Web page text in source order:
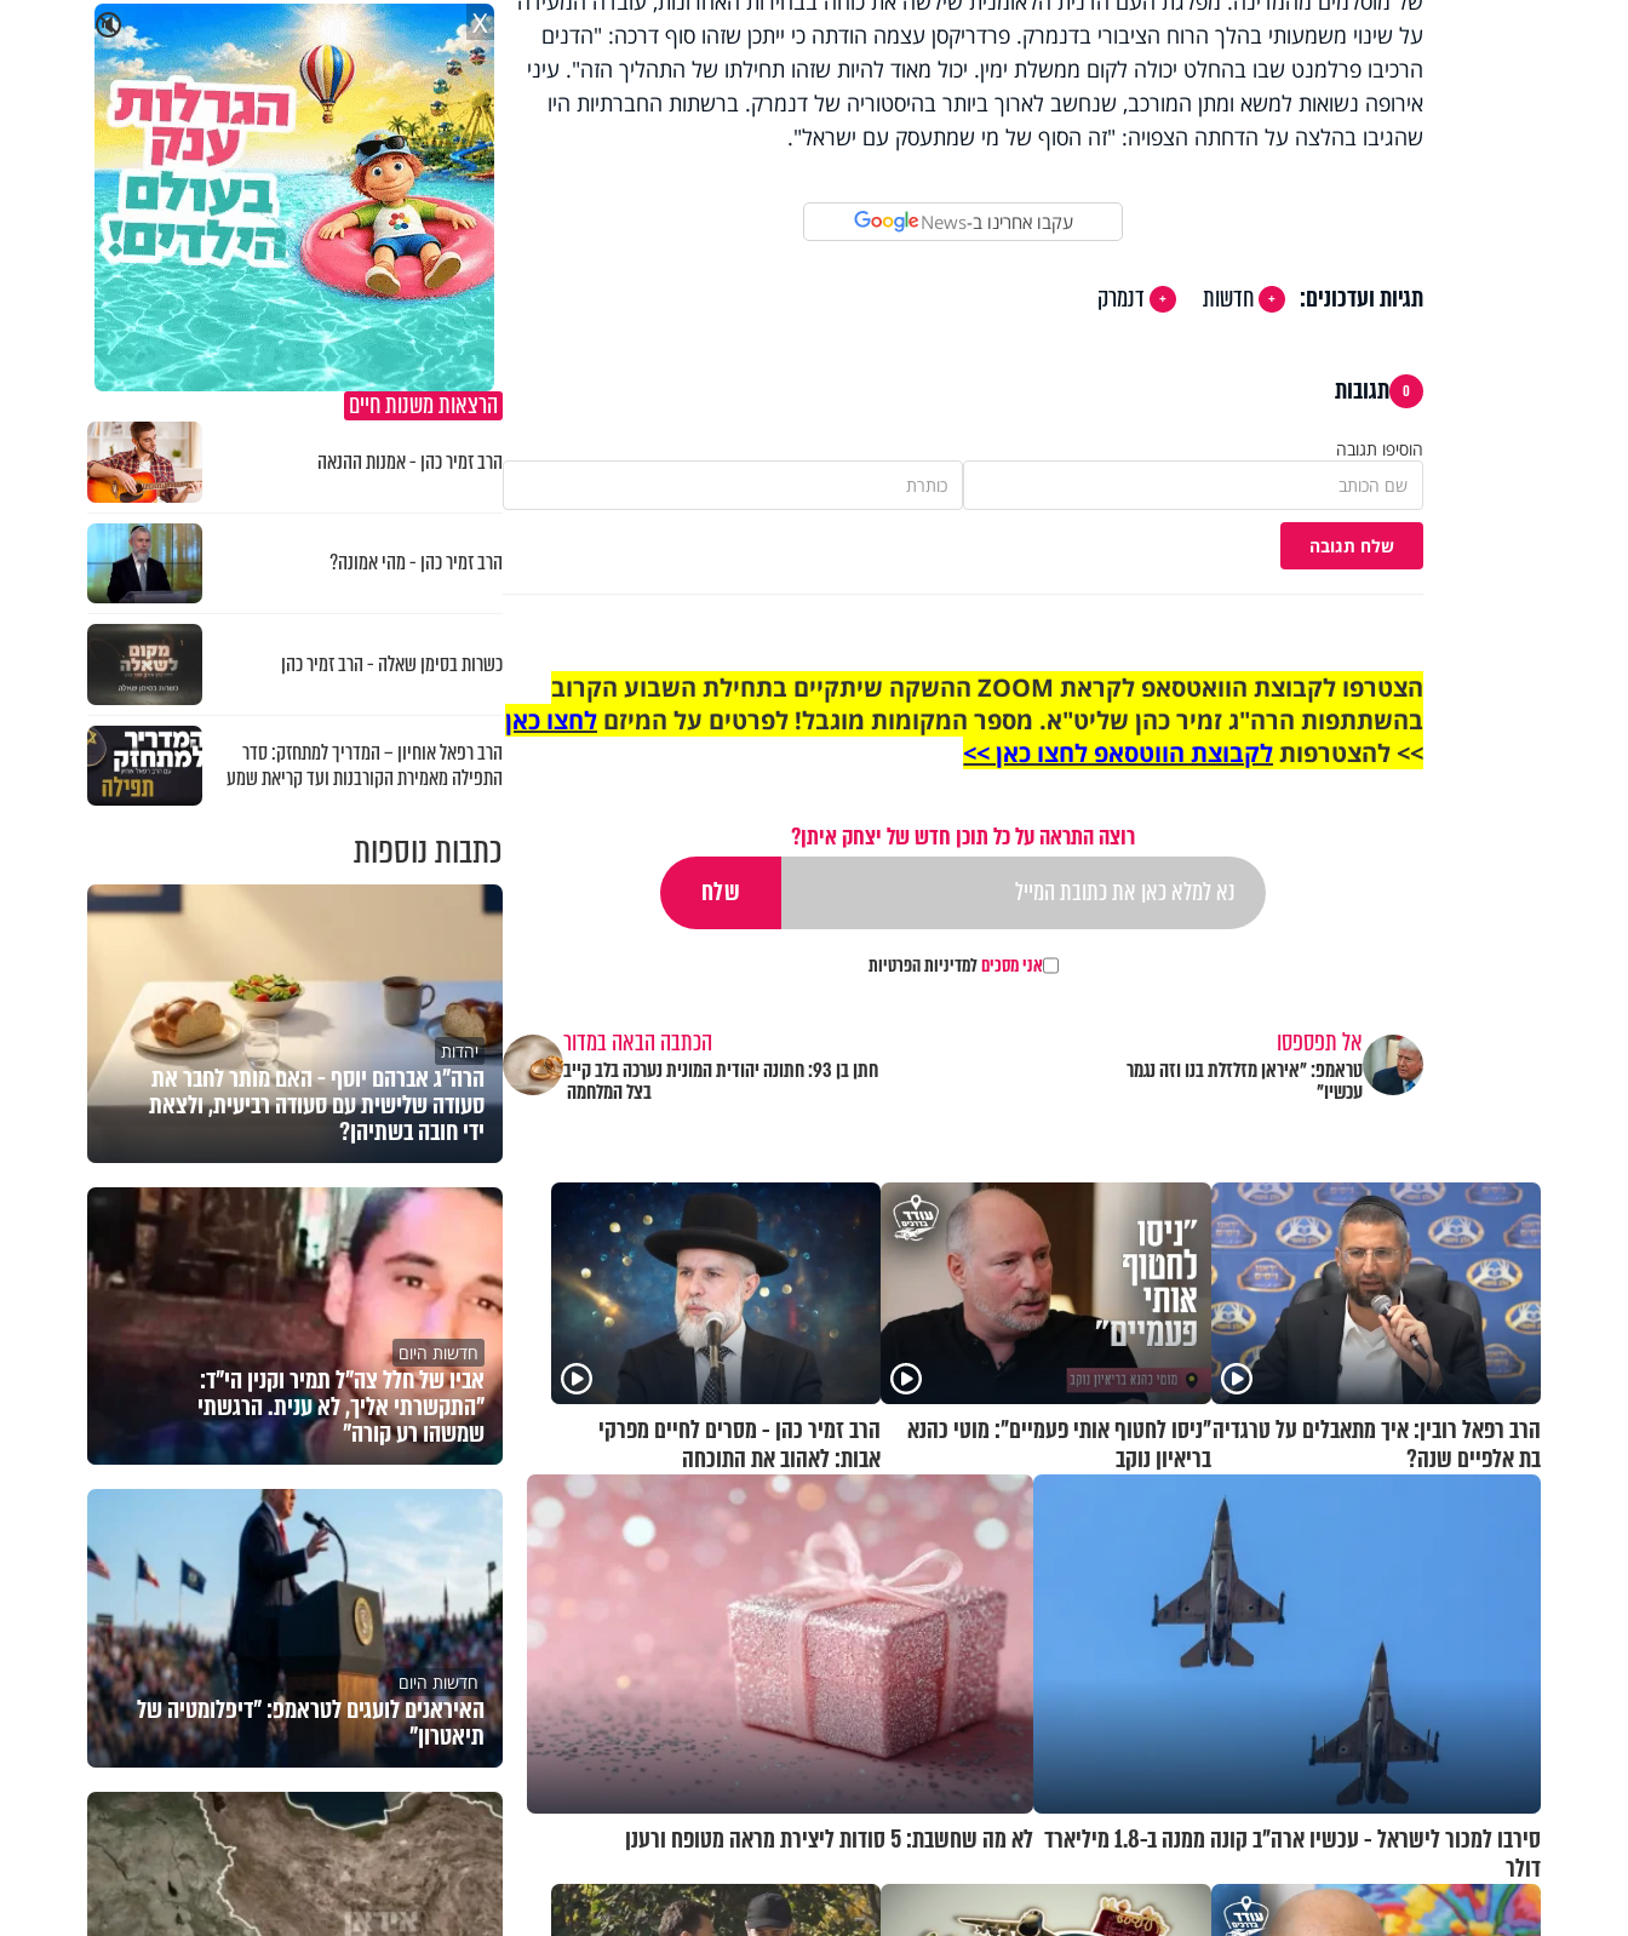
על שינוי משמעותי בהלך הרוח הציבורי בדנמרק. פרדריקסן עצמה הודתה כי ייתכן שזהו סוף דרכה: "הדנים
הרכיבו פרלמנט שבו בהחלט יכולה לקום ממשלת ימין. יכול מאוד להיות שזהו תחילתו של התהליך הזה". עיני
אירופה נשואות למשא ומתן המורכב, שנחשב לארוך ביותר בהיסטוריה של דנמרק. ברשתות החברתיות היו
שהגיבו בהלצה על הדחתה הצפויה: "זה הסוף של מי שמתעסק עם ישראל".
עקבו אחרינו ב-News
תגיות ועדכונים: חדשות דנמרק
0 תגובות
הוסיפו תגובה
שלח תגובה
הצטרפו לקבוצת הוואטסאפ לקראת ZOOM ההשקה שיתקיים בתחילת השבוע הקרוב
בהשתתפות הרה"ג זמיר כהן שליט"א. מספר המקומות מוגבל! לפרטים על המיזם לחצו כאן
>> להצטרפותלקבוצת הווטסאפ לחצו כאן >>
רוצה התראה על כל תוכן חדש של יצחק איתן?
אני מסכיםלמדיניות הפרטיות
אל תפספסו
טראמפ: "איראן מזלזלת בנו וזה נגמר
עכשיו"
הכתבה הבאה במדור
חתן בן 93: חתונה יהודית המונית נערכה בלב קייב
בצל המלחמה
הרב רפאל רובין: איך מתאבלים על טרגדיה
בת אלפיים שנה?
"ניסו לחטוף אותי פעמיים": מוטי כהנא
בריאיון נוקב
הרב זמיר כהן - מסרים לחיים מפרקי
אבות: לאהוב את התוכחה
סירבו למכור לישראל - עכשיו ארה"ב קונה ממנה ב-1.8 מיליארד
דולר
לא מה שחשבת: 5 סודות ליצירת מראה מטופח ורענן
🔇 X
הרצאות משנות חיים
הרב זמיר כהן - אמנות ההנאה
הרב זמיר כהן - מהי אמונה?
כשרות בסימן שאלה - הרב זמיר כהן
הרב רפאל אוחיון – המדריך למתחזק: סדר
התפילה מאמירת הקורבנות ועד קריאת שמע
כתבות נוספות
יהדות
הרה"ג אברהם יוסף - האם מותר לחבר את
סעודה שלישית עם סעודה רביעית, ולצאת
ידי חובה בשתיהן?
חדשות היום
אביו של חלל צה"ל תמיר וקנין הי"ד:
"התקשרתי אליך, לא ענית. הרגשתי
שמשהו רע קורה"
חדשות היום
האיראנים לועגים לטראמפ: "דיפלומטיה של
תיאטרון"